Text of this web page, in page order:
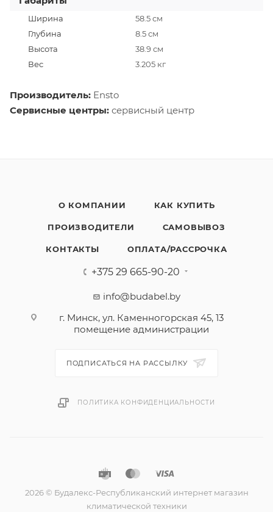
Ширина
58.5 см
Глубина
8.5 см
Высота
38.9 см
Вес
3.205 кг
Производитель: Ensto
Сервисные центры: сервисный центр
О КОМПАНИИ КАК КУПИТЬ
ПРОИЗВОДИТЕЛИ САМОВЫВОЗ
КОНТАКТЫ ОПЛАТА/РАССРОЧКА
+375 29 665-90-20
info@budabel.by
г. Минск, ул. Каменногорская 45, 13
помещение администрации
ПОДПИСАТЬСЯ НА РАССЫЛКУ
ПОЛИТИКА КОНФИДЕНЦИАЛЬНОСТИ
2026 © Будалекс-Республиканский интернет магазин
климатической техники